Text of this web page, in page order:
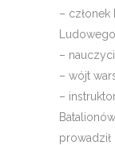
– członek
Ludowego
–
– wójt
–